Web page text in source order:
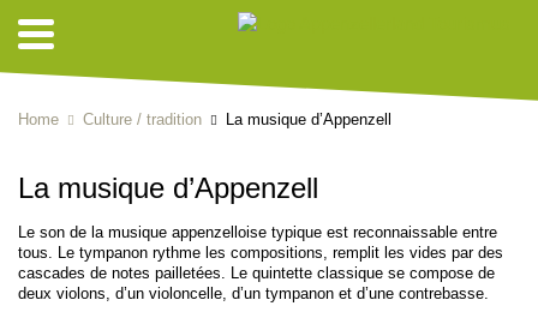
Home Culture / tradition La musique d’Appenzell
La musique d’Appenzell
Le son de la musique appenzelloise typique est reconnaissable entre
tous. Le tympanon rythme les compositions, remplit les vides par des
cascades de notes pailletées. Le quintette classique se compose de
deux violons, d’un violoncelle, d’un tympanon et d’une contrebasse.